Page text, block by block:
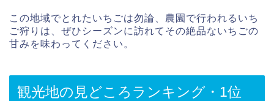
この地域でとれたいちごは勿論、農園で行われるいち
ご狩りは、ぜひシーズンに訪れてその絶品ないちごの
甘みを味わってください。
観光地の見どころランキング・1位